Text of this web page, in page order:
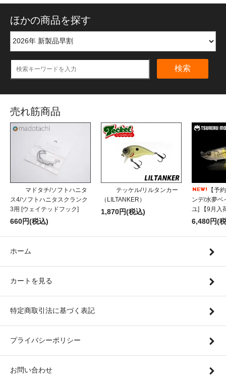
ほかの商品を探す
検索
売れ筋商品
マドタチ/ソフトハニタ
ス4/ソフトハニタスクランク
3用 [ウェイテッドフック]
660円(税込)
テッケル/リルタンカー
（LILTANKER）
1,870円(税込)
【予
ンデ/水夢ベ
ユ] 【9月入
6,480円(
ホーム
カートを見る
特定商取引法に基づく表記
プライバシーポリシー
お問い合わせ